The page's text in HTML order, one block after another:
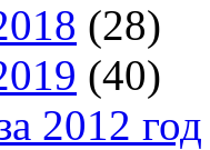
(28)
(40)
2012 год